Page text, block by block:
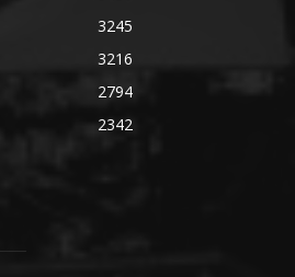
3245
3216
2794
2342